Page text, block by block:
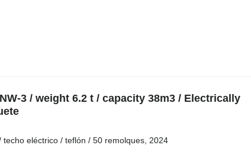
3 / weight 6.2 t / capacity 38m3 / Electrically
eléctrico / teflón / 50 remolques, 2024